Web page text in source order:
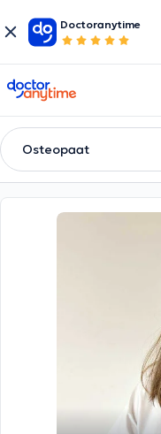
Doctoranytime
doctoranytime
Osteopaat